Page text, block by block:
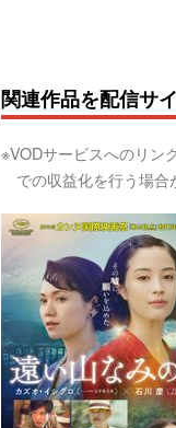
関連作品を配信サ
※VODサービスへのリン
での収益化を行う場合